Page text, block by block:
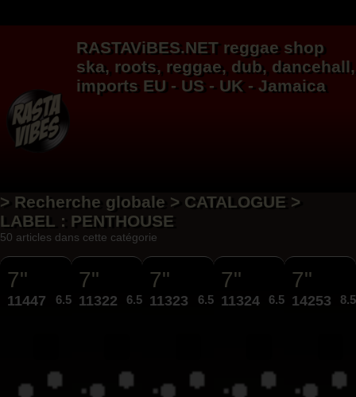
RASTAViBES.NET reggae shop
ska, roots, reggae, dub, dancehall,
imports EU - US - UK - Jamaica
> Recherche globale > CATALOGUE >
LABEL : PENTHOUSE
50 articles dans cette catégorie
7"
11447 6.50€
7"
11322 6.50€
7"
11323 6.50€
7"
11324 6.50€
7"
14253